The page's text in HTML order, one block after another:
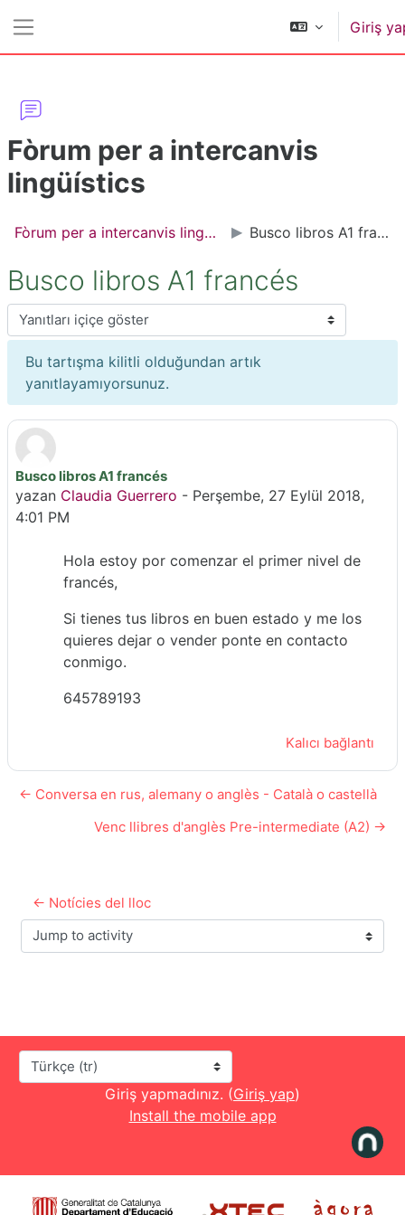
Giriş
Fòrum per a intercanvis
lingüístics
Fòrum per a intercanvis lingüístics Busco libros A1 francés
Busco libros A1 francés
Görünüm modu
Bu tartışma kilitli olduğundan artık
yanıtlayamıyorsunuz.
Busco libros A1 francés
yazan Claudia Guerrero - Perşembe, 27 Eylül 2018,
4:01 PM
Yanıt sayısı: 0
Hola estoy por comenzar el primer nivel de
francés,
Si tienes tus libros en buen estado y me los
quieres dejar o vender ponte en contacto
conmigo.
645789193
Kalıcı bağlantı
← Conversa en rus, alemany o anglès - Català o castellà
Venc llibres d'anglès Pre-intermediate (A2) →
← Notícies del lloc
Jump to activity
Giriş yapmadınız. (Giriş yap)
Install the mobile app